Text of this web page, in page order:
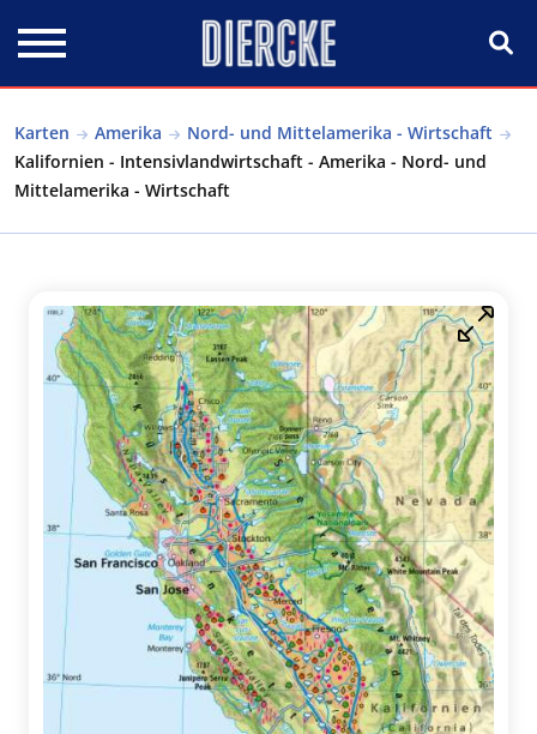
Karten Amerika
Nord- und Mittelamerika - Wirtschaft
Kalifornien - Intensivlandwirtschaft - Amerika - Nord- und
Mittelamerika - Wirtschaft